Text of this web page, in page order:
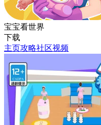
宝宝看世界
下载
主页攻略社区视频